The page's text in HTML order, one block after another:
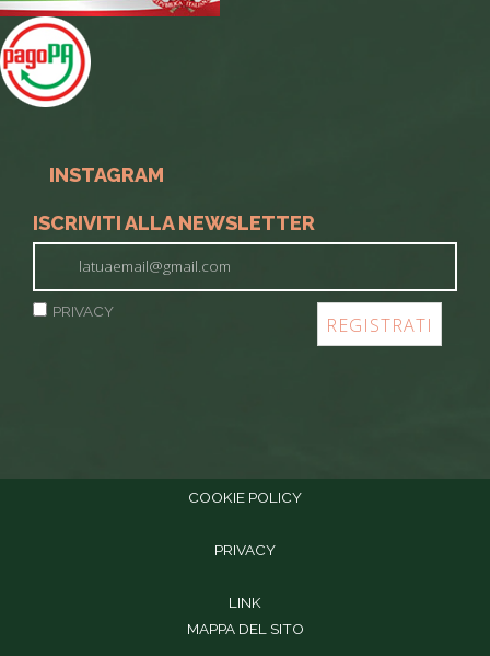
INSTAGRAM
ISCRIVITI ALLA NEWSLETTER
PRIVACY
COOKIE POLICY
PRIVACY
LINK
MAPPA DEL SITO